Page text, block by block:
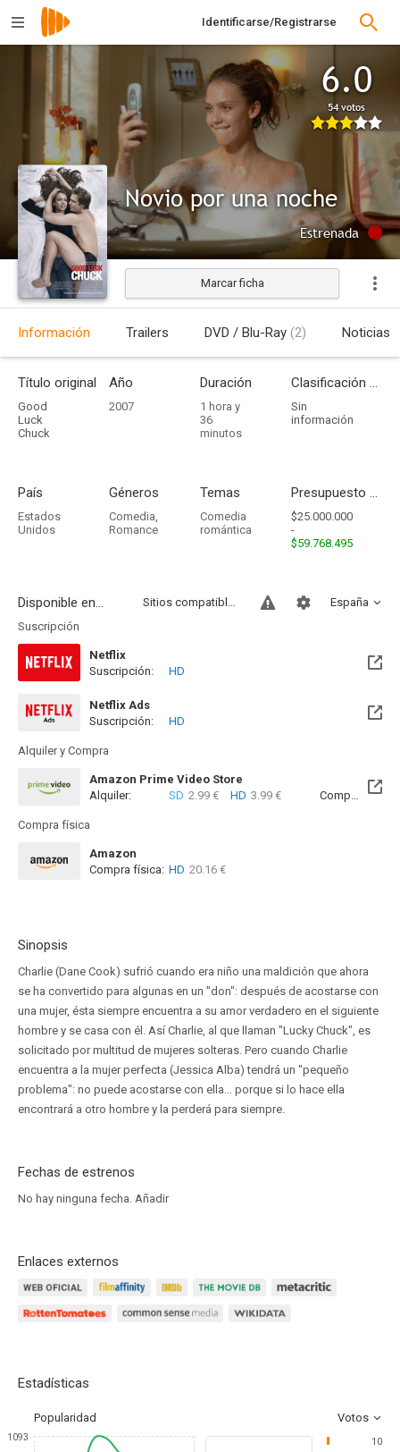
Identificarse/Registrarse
6.0
54 votos
Novio por una noche
Estrenada
Marcar ficha
Información Trailers DVD / Blu-Ray (2) Noticias
Título original
Good
Luck
Chuck
Año
2007
Duración
1 hora y
36
minutos
Clasificación por edades
Sin
información
País
Estados
Unidos
Géneros
Comedia,
Romance
Temas
Comedia
romántica
Presupuesto - Ingresos
$25.000.000
-
$59.768.495
Disponible en... España
Sitios compatibles
Suscripción
Netflix
Suscripción:
HD
Netflix Ads
Suscripción:
HD
Alquiler y Compra
Amazon Prime Video Store
Alquiler:
SD 2.99 € HD 3.99 € Compra: SD
Compra física
Amazon
Compra física: HD 20.16 €
Sinopsis
Charlie (Dane Cook) sufrió cuando era niño una maldición que ahora
se ha convertido para algunas en un "don": después de acostarse con
una mujer, ésta siempre encuentra a su amor verdadero en el siguiente
hombre y se casa con él. Así Charlie, al que llaman "Lucky Chuck", es
solicitado por multitud de mujeres solteras. Pero cuando Charlie
encuentra a la mujer perfecta (Jessica Alba) tendrá un "pequeño
problema": no puede acostarse con ella... porque si lo hace ella
encontrará a otro hombre y la perderá para siempre.
Fechas de estrenos
No hay ninguna fecha. Añadir
Enlaces externos
Estadísticas
Popularidad Votos
1093
10